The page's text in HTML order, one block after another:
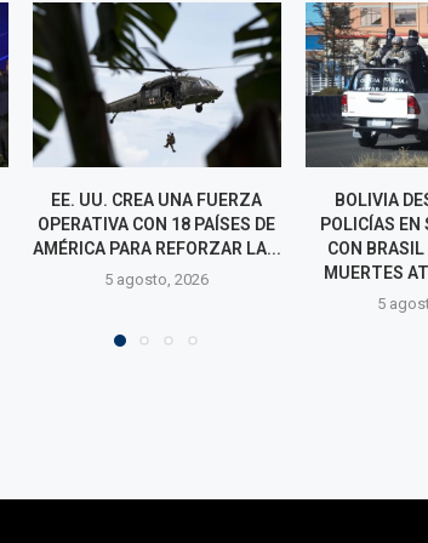
BOLIVIA DESPLIEGA 200
POLICÍAS EN SU FRONTERA
CON BRASIL TRAS NUEVE
MUERTES ATRIBUIDOS A...
PLAN DE
EL
4